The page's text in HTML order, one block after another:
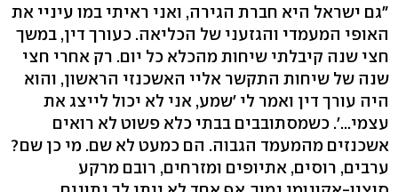
"גם ישראל היא חברת הגירה, ואני ראיתי במו עיניי את
האופי המעמדי והגזעני של הכליאה. כעורך דין, במשך
חצי שנה קיבלתי שיחות מהכלא כל יום. רק אחרי חצי
שנה של שיחות התקשר אליי האשכנזי הראשון, והוא
היה עורך דין ואמר לי 'שמע, אני לא יכול לייצג את
עצמי...'. כשמסתובבים בבתי כלא פשוט לא רואים
אשכנזים מהמעמד הגבוה. הם כמעט לא שם. מי כן שם?
ערבים, רוסים, אתיופים ומזרחים, רובם מרקע